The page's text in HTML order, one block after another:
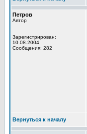
Петров
Автор
Зарегистрирован:
10.08.2004
Сообщения: 282
Вернуться к началу